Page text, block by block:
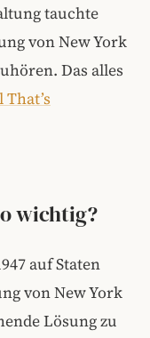
tauchte
von New York
Das alles
That’s
wichtig?
auf Staten
von New York
Lösung zu